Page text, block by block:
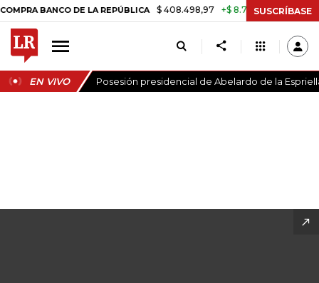
LA REPÚBLICA $ 408.498,97 +$ 8.753,81 +2,19% TASA DE USURA
SUSCRÍBASE
EN VIVO Posesión presidencial de Abelardo de la